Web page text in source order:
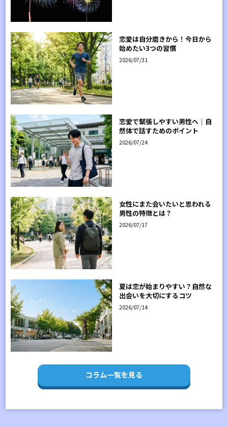
恋愛は自分磨きから！今日から
始めたい3つの習慣
2026/07/31
恋愛で緊張しやすい男性へ｜自
然体で話すためのポイント
2026/07/24
女性にまた会いたいと思われる
男性の特徴とは？
2026/07/17
夏は恋が始まりやすい？自然な
出会いを大切にするコツ
2026/07/14
コラム一覧を見る